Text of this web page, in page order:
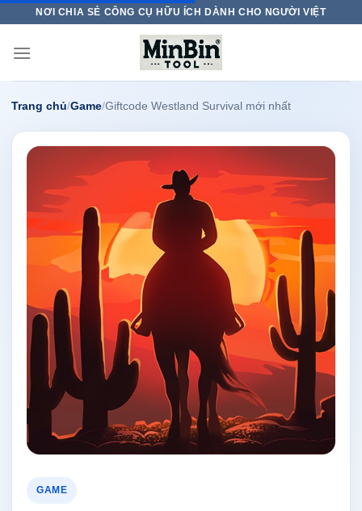
Skip
to
content
NƠI CHIA SẺ CÔNG CỤ HỮU ÍCH DÀNH CHO NGƯỜI VIỆT
Trang chủ/Game/Giftcode Westland Survival mới nhất
GAME